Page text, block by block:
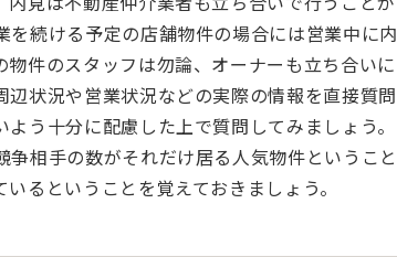
続ける予定の店舗物件の場合には営業中に内
件のスタッフは勿論、オーナーも立ち合いに
状況や営業状況などの実際の情報を直接質問
う十分に配慮した上で質問してみましょう。
相手の数がそれだけ居る人気物件ということ
るということを覚えておきましょう。